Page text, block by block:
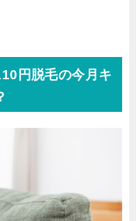
円脱毛の今月キ